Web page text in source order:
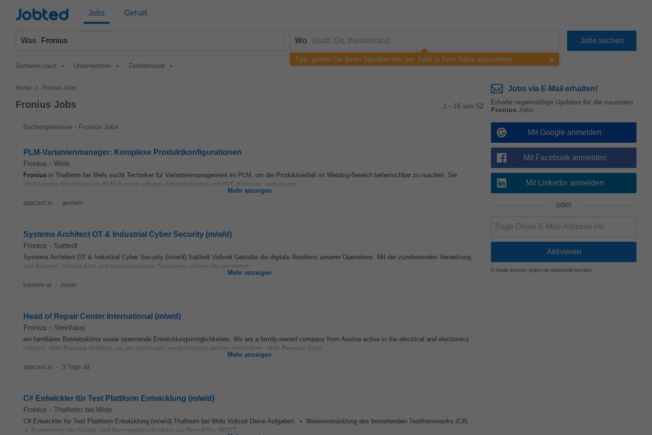
Jobted Jobs Gehalt
Was Wo
Tipp: geben Sie Ihren Standort ein, um Jobs in Ihrer Nähe anzusehen
Sortieren nach Unternehmen Zeitintensität
Home > Fronius Jobs
Fronius Jobs 1 - 15 von 52
Suchergebnisse - Fronius Jobs
PLM-Variantenmanager: Komplexe Produktkonfigurationen
Fronius - Wels
Fronius in Thalheim bei Wels sucht Techniker für Variantenmanagement im PLM, um die Produktvielfalt im Welding-Bereich beherrschbar zu machen. Sie
strukturieren Stücklisten im PLM-System, pflegen Abhängigkeiten und KVC-Kriterien, analysieren...
Mehr anzeigen
appcast.io - gestern
Systems Architect OT & Industrial Cyber Security (m/w/d)
Fronius - Sattledt
Systems Architect OT & Industrial Cyber Security (m/w/d) Sattledt Vollzeit Gestalte die digitale Resilienz unserer Operations. Mit der zunehmenden Vernetzung
von Anlagen, Infrastruktur und operationsnahen Systemen entlang der gesamten...
Mehr anzeigen
karriere.at - heute
Head of Repair Center International (m/w/d)
Fronius - Steinhaus
ein familiäres Betriebsklima sowie spannende Entwicklungsmöglichkeiten. We are a family-owned company from Austria active in the electrical and electronics
industry. With Fronius Welding, we are continually revolutionising welding technology, while Fronius Solar...
Mehr anzeigen
appcast.io - 3 Tage alt
C# Entwickler für Test Plattform Entwicklung (m/w/d)
Fronius - Thalheim bei Wels
C# Entwickler für Test Plattform Entwicklung (m/w/d) Thalheim bei Wels Vollzeit Deine Aufgaben: • Weiterentwicklung des bestehenden Testframeworks (C#):
• Erweiterung der Geräte- und Messgeräteanbindung via Rest-APIs, MQTT,...
Jobs via E-Mail erhalten!
Erhalte regelmäßige Updates für die neuesten
Fronius Jobs
Mit Google anmelden
Mit Facebook anmelden
Mit Linkedin anmelden
oder
E-Mails können jederzeit abbestellt werden.